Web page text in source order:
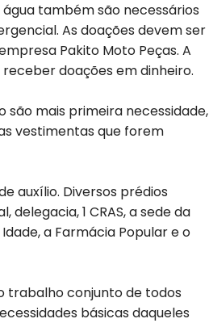
também são necessários
As doações devem ser
Pakito Moto Peças. A
doações em dinheiro.
são mais primeira necessidade,
vestimentas que forem
auxílio. Diversos prédios
1 CRAS, a sede da
a Farmácia Popular e o
trabalho conjunto de todos
básicas daqueles